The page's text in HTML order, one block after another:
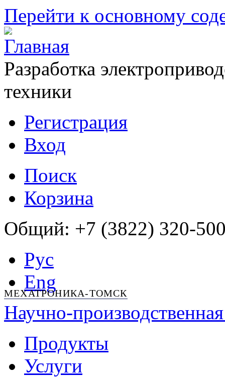
Перейти к основному
Разработка
техники
Регистрация
Вход
Поиск
Корзина
Общий: +7 (3822) 320-
Рус
Eng
МЕХАТРОНИКА-ТОМСК
Научно-
Продукты
Услуги